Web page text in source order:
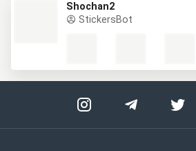
Shochan2
StickersBot